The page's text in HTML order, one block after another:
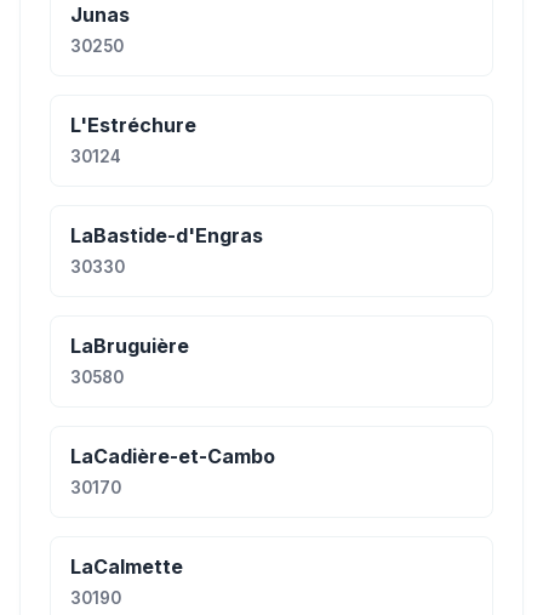
Junas
30250
L'Estréchure
30124
LaBastide-d'Engras
30330
LaBruguière
30580
LaCadière-et-Cambo
30170
LaCalmette
30190